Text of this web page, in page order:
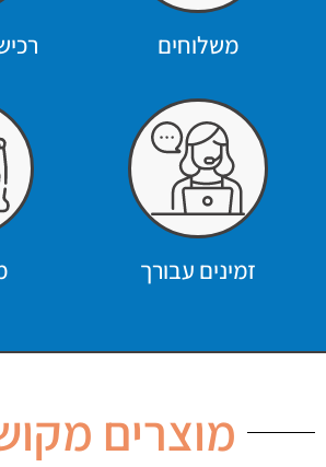
משלוחים
זמינים עבורך
מוצרים